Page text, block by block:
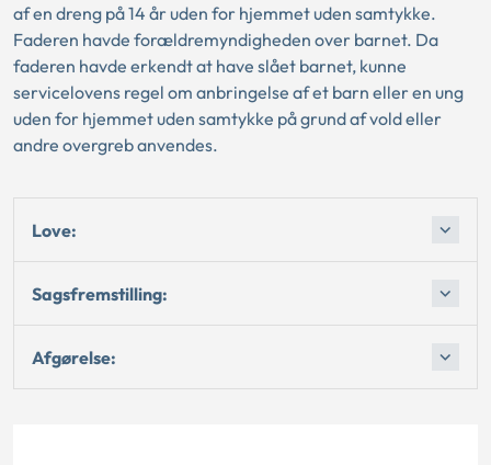
af en dreng på 14 år uden for hjemmet uden samtykke.
Faderen havde forældremyndigheden over barnet. Da
faderen havde erkendt at have slået barnet, kunne
servicelovens regel om anbringelse af et barn eller en ung
uden for hjemmet uden samtykke på grund af vold eller
andre overgreb anvendes.
Love:
Sagsfremstilling:
Afgørelse: